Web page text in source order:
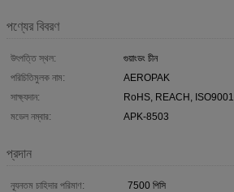
পণ্যের বিবরণ
উৎপত্তি স্থল:
গুয়াংডং চীন
পরিচিতিমুলক নাম:
AEROPAK
সাক্ষ্যদান:
RoHS, REACH, ISO9001
মডেল নম্বার:
APK-8503
প্রদান
ন্যূনতম চাহিদার পরিমাণ:
7500 পিসি